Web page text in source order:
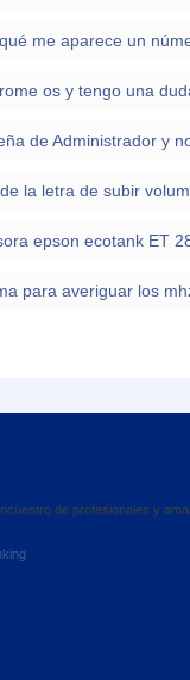
de Administrador y
de profesionales y